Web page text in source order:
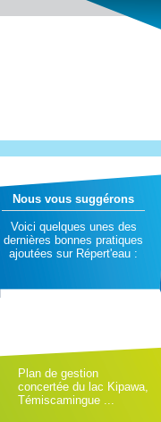
Nous vous suggérons
Voici quelques unes des
dernières bonnes pratiques
ajoutées sur Répert'eau :
Plan de gestion
concertée du lac Kipawa,
Témiscamingue ...